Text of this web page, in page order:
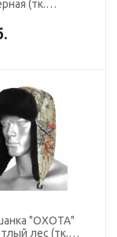
(тк.
"ОХОТА"
лес (тк.